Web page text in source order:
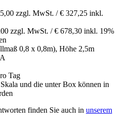
zzgl. MwSt. / € 327,25 inkl.
zzgl. MwSt. / € 678,30 inkl. 19%
0,8 x 0,8m), Höhe 2,5m
Tag
und die unter Box können in
finden Sie auch in unserem